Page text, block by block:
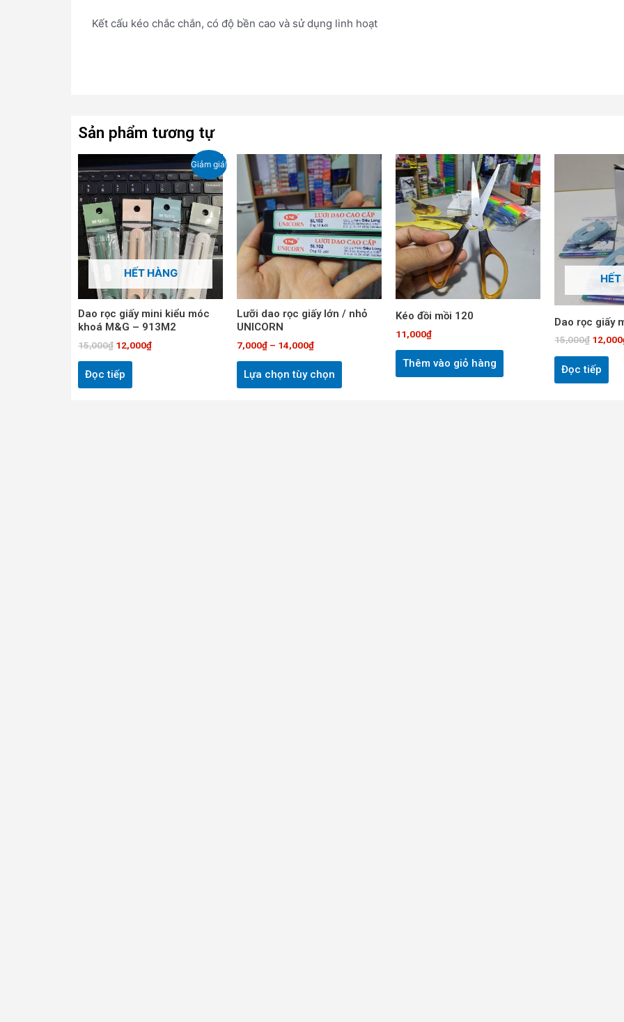
Kết cấu kéo chắc chắn, có độ bền cao và sử dụng linh hoạt
Sản phẩm tương tự
Giảm giá!
HẾT HÀNG
Dao rọc giấy mini kiểu móc
khoá M&G – 913M2
15,000₫
gốc
là:
15,000₫.
12,000₫
hiện
tại
là:
12,000₫.
Đọc tiếp
Lưỡi dao rọc giấy lớn / nhỏ
UNICORN
7,000₫ – 14,000₫
Lựa chọn tùy chọn
phẩm
này
có
nhiều
biến
thể.
Các
tùy
chọn
được
Kéo đồi mồi 120
11,000₫
Thêm vào giỏ hàng
HẾT
Dao rọc giấy
15,000₫ 12,000
Đọc tiếp